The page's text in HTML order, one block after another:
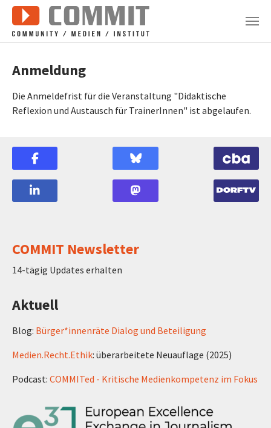
Zum Hauptinhalt springen
Anmeldung
Die Anmeldefrist für die Veranstaltung "Didaktische
Reflexion und Austausch für TrainerInnen" ist abgelaufen.
COMMIT Newsletter
14-tägig Updates erhalten
Aktuell
Blog: Bürger*innenräte Dialog und Beteiligung
Medien.Recht.Ethik: überarbeitete Neuauflage (2025)
Podcast: COMMITed - Kritische Medienkompetenz im Fokus